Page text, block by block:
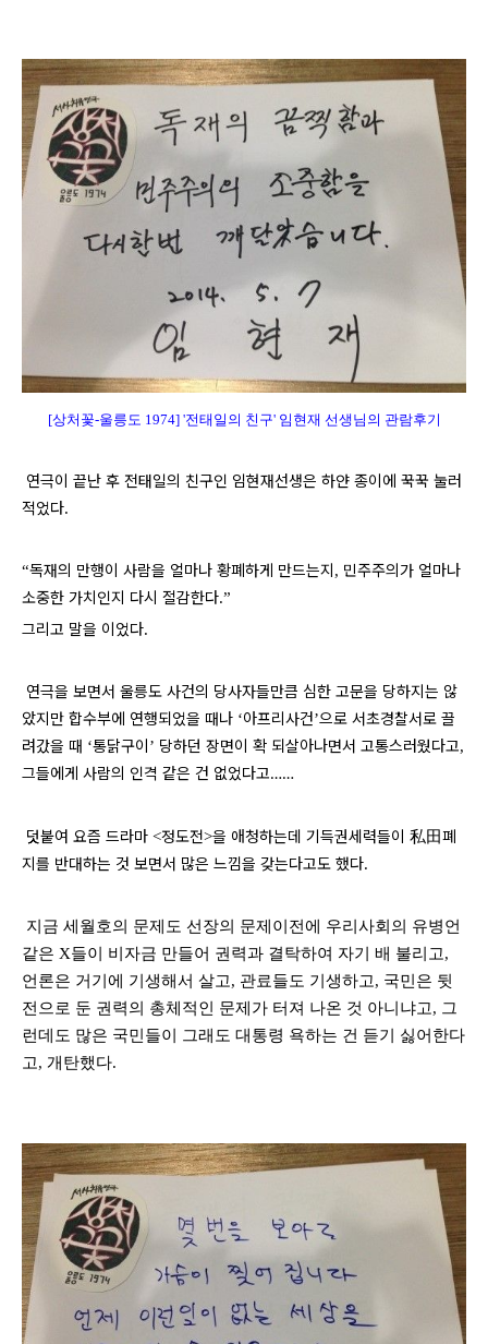
[상처꽃-울릉도 1974] '전태일의 친구' 임현재 선생님 의 관람후기
연극이 끝난 후 전태일의 친구인 임현재선생은 하얀 종이에 꾹꾹 눌러
적었다.
“독재의 만행이 사람을 얼마나 황폐하게 만드는지 , 민주주의가 얼마나
소중한 가치인지 다시 절감한다.”
그리고 말을 이었다.
연극을 보면서 울릉도 사건의 당사자들만큼 심한 고문을 당하지는 않
았지만 합수부에 연행되었을 때나 ‘아프리사건’으로 서초경찰서로 끌
려갔을 때 ‘통닭구이 ’ 당하던 장면이 확 되살아나면서 고통스러웠다고,
그들에게 사람의 인격 같은 건 없었다고……
덧붙여 요즘 드라마 <정도전>을 애청하는데 기득권세력들이 私田폐
지를 반대하는 것 보면서 많은 느낌을 갖는다고도 했다.
지금 세월호의 문제도 선장의 문제이전에 우리사회의 유병언
같은 X들이 비자금 만들어 권력과 결탁하여 자기 배 불리고,
언론은 거기에 기생해서 살고, 관료들도 기생하고, 국민은 뒷
전으로 둔 권력의 총체적인 문제가 터져 나온 것 아니냐고, 그
런데도 많은 국민들이 그래도 대통령 욕하는 건 듣기 싫어한다
고, 개탄했다.